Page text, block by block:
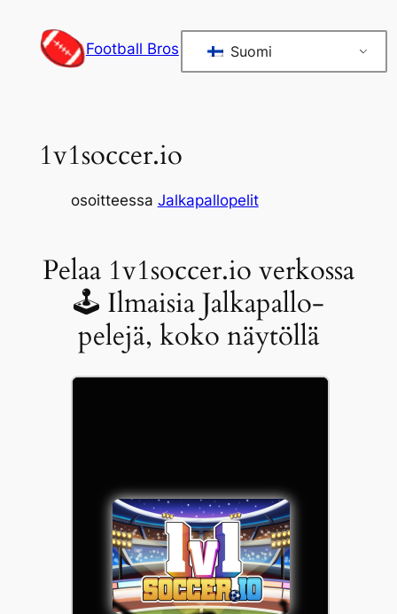
sisältöön
Football Bros Suomi
1v1soccer.io
osoitteessa Jalkapallopelit
Pelaa 1v1soccer.io verkossa
🕹 Ilmaisia Jalkapallo-
pelejä, koko näytöllä